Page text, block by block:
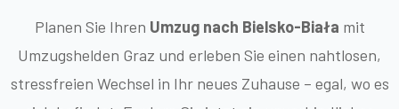
Planen Sie Ihren Umzug nach Bielsko-Biała mit
Umzugshelden Graz und erleben Sie einen nahtlosen,
stressfreien Wechsel in Ihr neues Zuhause – egal, wo es